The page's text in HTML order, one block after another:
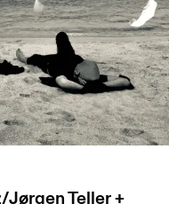
Teller +